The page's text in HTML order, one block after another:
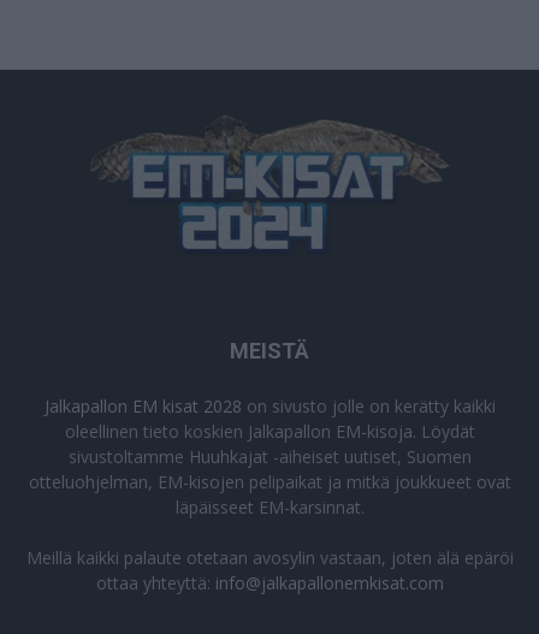
MEISTÄ
Jalkapallon EM kisat 2028 on sivusto jolle on kerätty kaikki
oleellinen tieto koskien Jalkapallon EM-kisoja. Löydät
sivustoltamme Huuhkajat -aiheiset uutiset, Suomen
otteluohjelman, EM-kisojen pelipaikat ja mitkä joukkueet ovat
läpäisseet EM-karsinnat.
Meillä kaikki palaute otetaan avosylin vastaan, joten älä epäröi
ottaa yhteyttä: info@jalkapallonemkisat.com